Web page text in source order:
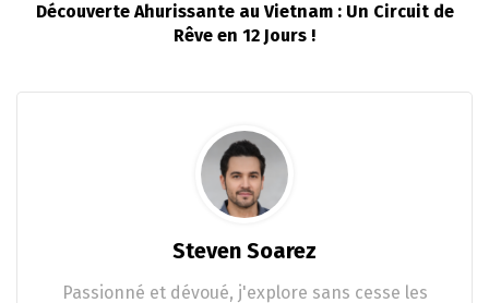
Découverte Ahurissante au Vietnam : Un Circuit de
Rêve en 12 Jours !
Steven Soarez
Passionné et dévoué, j'explore sans cesse les